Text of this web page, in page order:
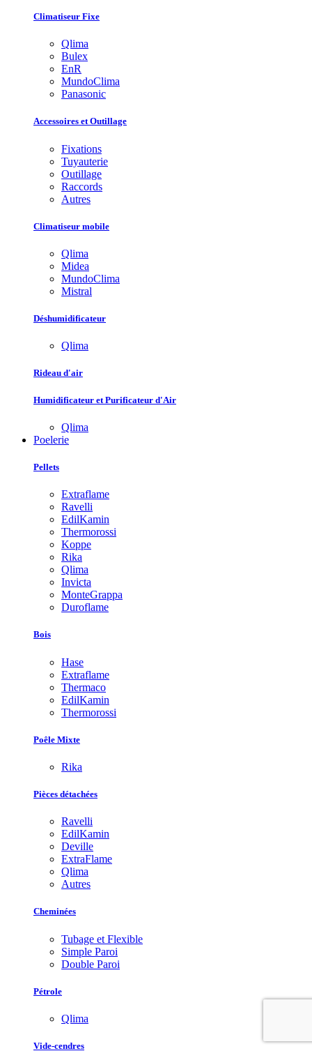
Climatiseur Fixe
Qlima
Bulex
EnR
MundoClima
Panasonic
Accessoires et Outillage
Fixations
Tuyauterie
Outillage
Raccords
Autres
Climatiseur mobile
Qlima
Midea
MundoClima
Mistral
Déshumidificateur
Qlima
Rideau d'air
Humidificateur et Purificateur d'Air
Qlima
Poelerie
Pellets
Extraflame
Ravelli
EdilKamin
Thermorossi
Koppe
Rika
Qlima
Invicta
MonteGrappa
Duroflame
Bois
Hase
Extraflame
Thermaco
EdilKamin
Thermorossi
Poêle Mixte
Rika
Pièces détachées
Ravelli
EdilKamin
Deville
ExtraFlame
Qlima
Autres
Cheminées
Tubage et Flexible
Simple Paroi
Double Paroi
Pétrole
Qlima
Vide-cendres